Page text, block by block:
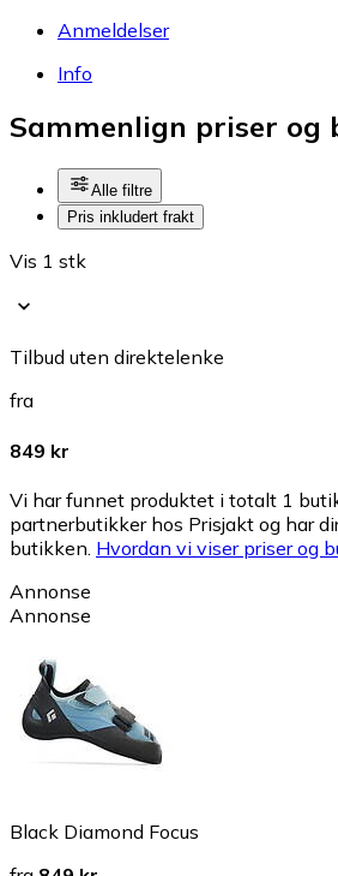
Anmeldelser
Info
Sammenlign priser og
Alle filtre
Pris inkludert frakt
Vis 1 stk
Tilbud uten direktelenke
fra
849 kr
Vi har funnet produktet i totalt 1
partnerbutikker hos Prisjakt og har
butikken. Hvordan vi viser priser og
Annonse
Annonse
Black Diamond Focus